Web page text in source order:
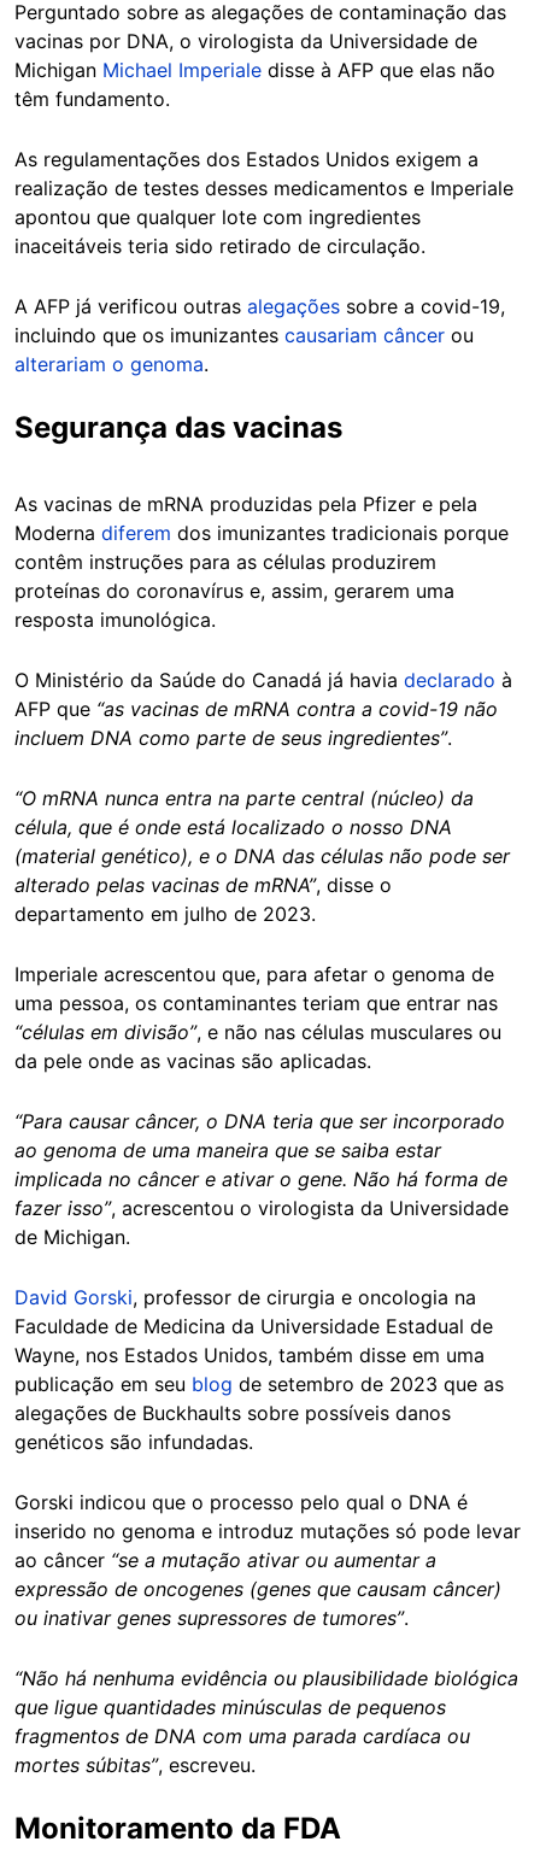
Perguntado sobre as alegações de contaminação das
vacinas por DNA, o virologista da Universidade de
Michigan Michael Imperiale disse à AFP que elas não
têm fundamento.
As regulamentações dos Estados Unidos exigem a
realização de testes desses medicamentos e Imperiale
apontou que qualquer lote com ingredientes
inaceitáveis teria sido retirado de circulação.
A AFP já verificou outras alegações sobre a covid-19,
incluindo que os imunizantes causariam câncer ou
alterariam o genoma.
Segurança das vacinas
As vacinas de mRNA produzidas pela Pfizer e pela
Moderna diferem dos imunizantes tradicionais porque
contêm instruções para as células produzirem
proteínas do coronavírus e, assim, gerarem uma
resposta imunológica.
O Ministério da Saúde do Canadá já havia declarado à
AFP que “as vacinas de mRNA contra a covid-19 não
incluem DNA como parte de seus ingredientes”.
“O mRNA nunca entra na parte central (núcleo) da
célula, que é onde está localizado o nosso DNA
(material genético), e o DNA das células não pode ser
alterado pelas vacinas de mRNA”, disse o
departamento em julho de 2023.
Imperiale acrescentou que, para afetar o genoma de
uma pessoa, os contaminantes teriam que entrar nas
“células em divisão”, e não nas células musculares ou
da pele onde as vacinas são aplicadas.
“Para causar câncer, o DNA teria que ser incorporado
ao genoma de uma maneira que se saiba estar
implicada no câncer e ativar o gene. Não há forma de
fazer isso”, acrescentou o virologista da Universidade
de Michigan.
David Gorski, professor de cirurgia e oncologia na
Faculdade de Medicina da Universidade Estadual de
Wayne, nos Estados Unidos, também disse em uma
publicação em seu blog de setembro de 2023 que as
alegações de Buckhaults sobre possíveis danos
genéticos são infundadas.
Gorski indicou que o processo pelo qual o DNA é
inserido no genoma e introduz mutações só pode levar
ao câncer “se a mutação ativar ou aumentar a
expressão de oncogenes (genes que causam câncer)
ou inativar genes supressores de tumores”.
“Não há nenhuma evidência ou plausibilidade biológica
que ligue quantidades minúsculas de pequenos
fragmentos de DNA com uma parada cardíaca ou
mortes súbitas”, escreveu.
Monitoramento da FDA